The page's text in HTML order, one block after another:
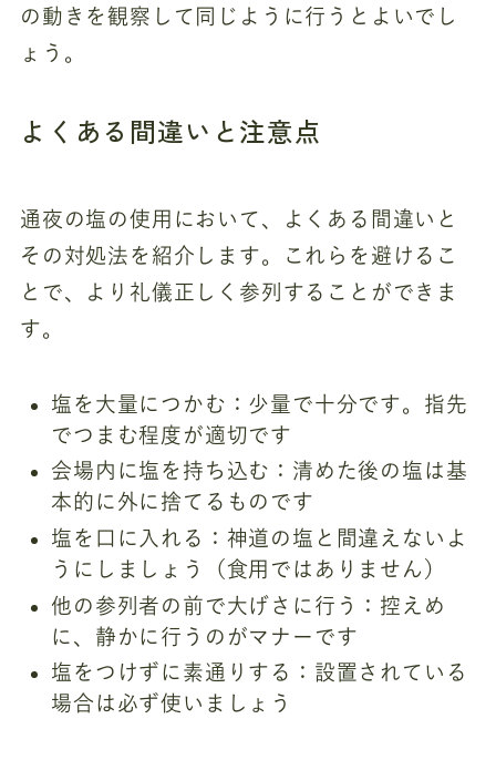
の動きを観察して同じように行うとよいでし
ょう。
よくある間違いと注意点
通夜の塩の使用において、よくある間違いと
その対処法を紹介します。これらを避けるこ
とで、より礼儀正しく参列することができま
す。
塩を大量につかむ：少量で十分です。指先
でつまむ程度が適切です
会場内に塩を持ち込む：清めた後の塩は基
本的に外に捨てるものです
塩を口に入れる：神道の塩と間違えないよ
うにしましょう（食用ではありません）
他の参列者の前で大げさに行う：控えめ
に、静かに行うのがマナーです
塩をつけずに素通りする：設置されている
場合は必ず使いましょう